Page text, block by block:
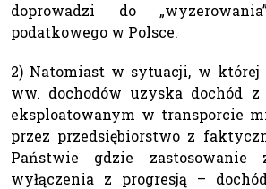
doprowadzi do
podatkowego w Polsce.
2) Natomiast w sytuacji, w której
ww. dochodów uzyska dochód
eksploatowanym w transporcie
przez przedsiębiorstwo z
Państwie gdzie zastosowanie
wyłączenia z progresją –